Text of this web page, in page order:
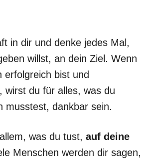
in dir und denke jedes Mal,
willst, an dein Ziel. Wenn
erfolgreich bist und
wirst du für alles, was du
musstest, dankbar sein.
was du tust, auf deine
Menschen werden dir sagen,